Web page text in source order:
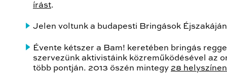
írást.
Jelen voltunk a budapesti Bringások Éjszakáján
Évente kétszer a Bam! keretében bringás
szervezünk aktivistáink közreműködésével az
több pontján. 2013 őszén mintegy 28 helyszínen